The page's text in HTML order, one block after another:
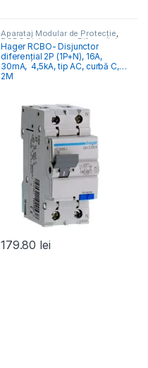
Aparataj Modular de Protecție,
RCBO Disjunctoare Diferențiale
Hager RCBO- Disjunctor
diferențial 2P (1P+N), 16A,
30mA, 4,5kA, tip AC, curbă C,
2M
179.80 lei